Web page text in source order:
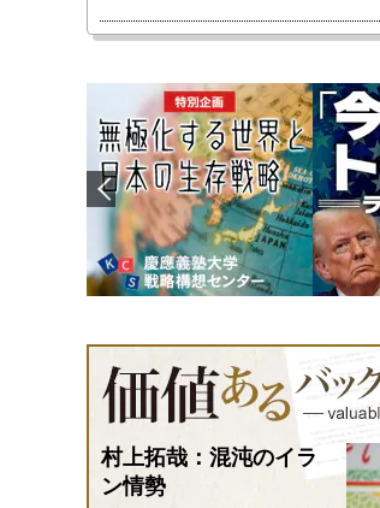
村上拓哉：混沌のイラ
ン情勢